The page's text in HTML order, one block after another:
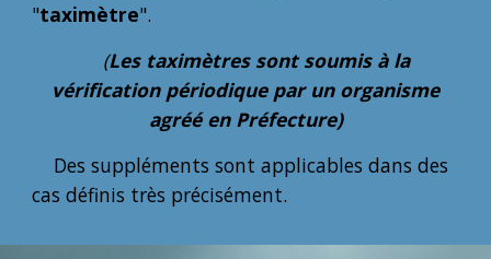
"taximètre".
(Les taximètres sont soumis à la
vérification périodique par un organisme
agréé en Préfecture)
Des suppléments sont applicables dans des
cas définis très précisément.